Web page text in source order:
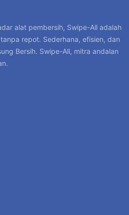
alat pembersih, Swipe-All adalah
repot. Sederhana, efisien, dan
Bersih. Swipe-All, mitra andalan